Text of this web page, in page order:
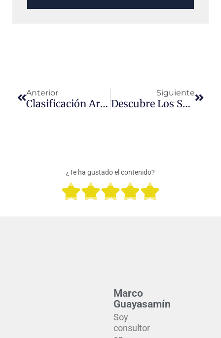
Anterior
Clasificación Arancelaria E Impuestos De Los Parlantes Inalámbricos.
Siguiente
Descubre Los Secretos Para Comprar Zapatos En China
¿Te ha gustado el contenido?

Marco
Guayasamín
Soy
consultor